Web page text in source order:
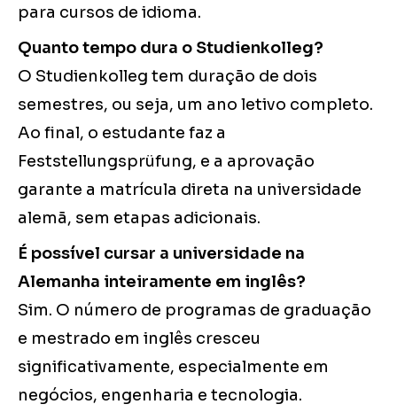
para cursos de idioma.
Quanto tempo dura o Studienkolleg?
O Studienkolleg tem duração de dois
semestres, ou seja, um ano letivo completo.
Ao final, o estudante faz a
Feststellungsprüfung, e a aprovação
garante a matrícula direta na universidade
alemã, sem etapas adicionais.
É possível cursar a universidade na
Alemanha inteiramente em inglês?
Sim. O número de programas de graduação
e mestrado em inglês cresceu
significativamente, especialmente em
negócios, engenharia e tecnologia.